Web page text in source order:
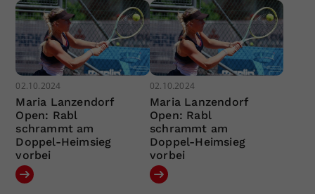
02.10.2024
Maria Lanzendorf
Open: Rabl
schrammt am
Doppel-Heimsieg
vorbei
02.10.2024
Maria Lanzendorf
Open: Rabl
schrammt am
Doppel-Heimsieg
vorbei